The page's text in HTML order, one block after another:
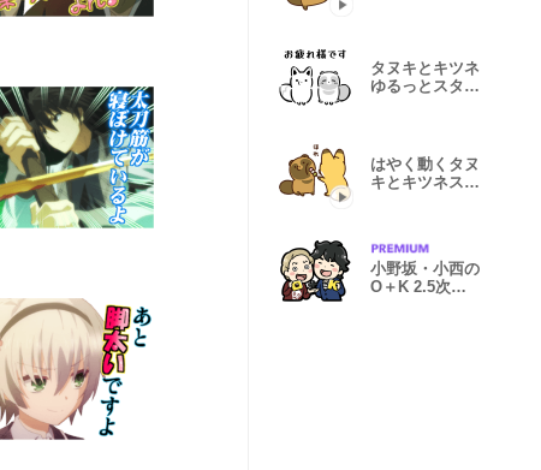
タヌキとキツネ
ゆるっとスタン
はやく動くタヌ
キとキツネスタ
小野坂・小西の
O＋K 2.5次元